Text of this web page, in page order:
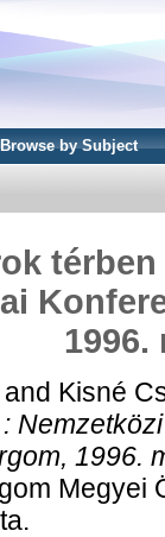
Browse by Subject
1996.
and Kisné
1996.
Megyei